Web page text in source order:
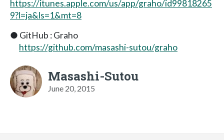
https://itunes.apple.com/us/app/graho/id99818265
9?l=ja&ls=1&mt=8
● GitHub : Graho
https://github.com/masashi-sutou/graho
Masashi-Sutou
June 20, 2015